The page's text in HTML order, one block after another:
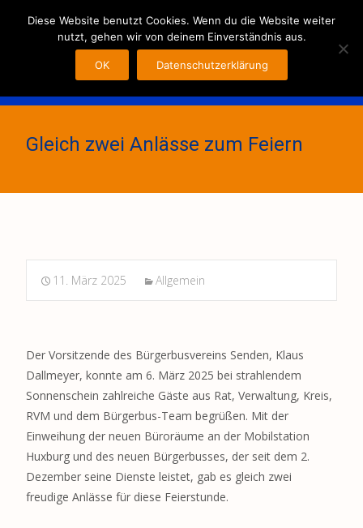
Gleich zwei Anlässe zum Feiern
11. März 2025 Allgemein
Der Vorsitzende des Bürgerbusvereins Senden, Klaus
Dallmeyer, konnte am 6. März 2025 bei strahlendem
Sonnenschein zahlreiche Gäste aus Rat, Verwaltung, Kreis,
RVM und dem Bürgerbus-Team begrüßen. Mit der
Einweihung der neuen Büroräume an der Mobilstation
Huxburg und des neuen Bürgerbusses, der seit dem 2.
Dezember seine Dienste leistet, gab es gleich zwei
freudige Anlässe für diese Feierstunde.
MENU
Diese Website benutzt Cookies. Wenn du die Website weiter
nutzt, gehen wir von deinem Einverständnis aus.
OK Datenschutzerklärung